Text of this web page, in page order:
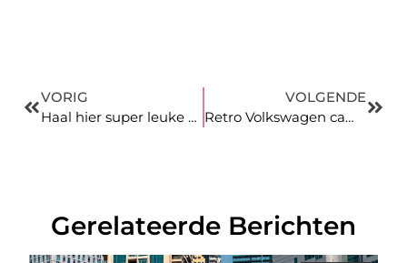
VORIG
Haal hier super leuke drankspelletjes!
VOLGENDE
Retro Volkswagen camper huren?
Gerelateerde Berichten